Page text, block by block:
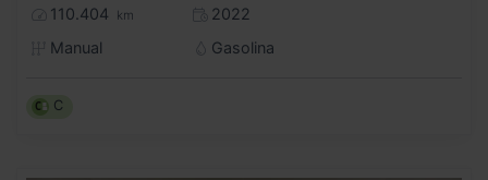
110.404 km
2022
Manual
Gasolina
C